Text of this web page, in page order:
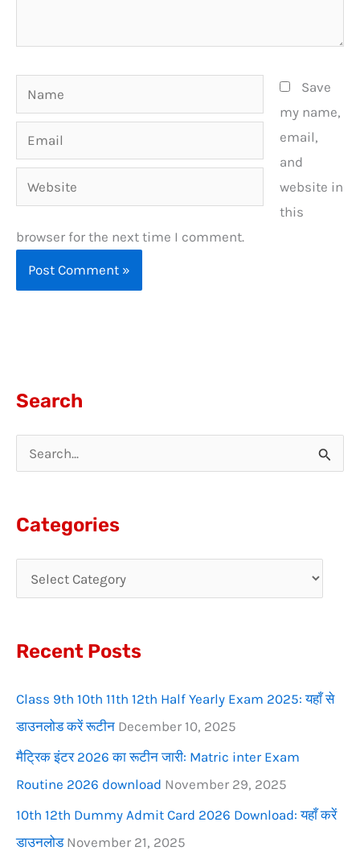
Name
Email
Website
Save
my name,
email,
and
website in
this
browser for the next time I comment.
Search
h
o
:
Categories
Recent Posts
Class 9th 10th 11th 12th Half Yearly Exam 2025: यहाँ से
डाउनलोड करें रूटीन December 10, 2025
मैट्रिक इंटर 2026 का रूटीन जारी: Matric inter Exam
Routine 2026 download November 29, 2025
10th 12th Dummy Admit Card 2026 Download: यहाँ करें
डाउनलोड November 21, 2025